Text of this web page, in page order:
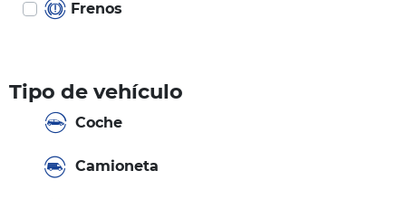
Frenos
Tipo de vehículo
Coche
Camioneta